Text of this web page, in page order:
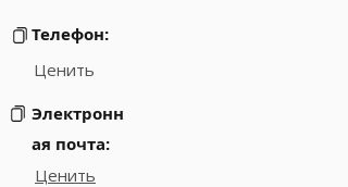
Телефон:
Ценить
Электронн
ая почта:
Ценить